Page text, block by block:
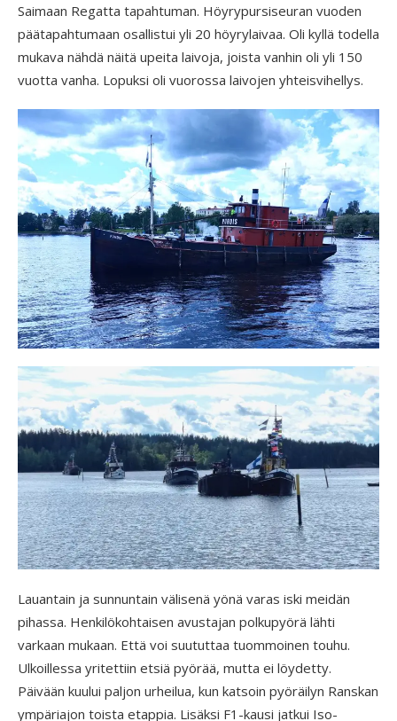
Saimaan Regatta tapahtuman. Höyrypursiseuran vuoden
päätapahtumaan osallistui yli 20 höyrylaivaa. Oli kyllä todella
mukava nähdä näitä upeita laivoja, joista vanhin oli yli 150
vuotta vanha. Lopuksi oli vuorossa laivojen yhteisvihellys.
Lauantain ja sunnuntain välisenä yönä varas iski meidän
pihassa. Henkilökohtaisen avustajan polkupyörä lähti
varkaan mukaan. Että voi suututtaa tuommoinen touhu.
Ulkoillessa yritettiin etsiä pyörää, mutta ei löydetty.
Päivään kuului paljon urheilua, kun katsoin pyöräilyn Ranskan
ympäriajon toista etappia. Lisäksi F1-kausi jatkui Iso-